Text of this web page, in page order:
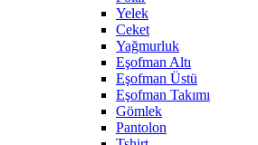
Yelek
Ceket
Yağmurluk
Eşofman Altı
Eşofman Üstü
Eşofman Takımı
Gömlek
Pantolon